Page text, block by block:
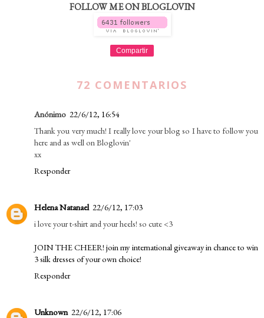
FOLLOW ME ON BLOGLOVIN
Compartir
72 COMENTARIOS
Anónimo 22/6/12, 16:54
Thank you very much! I really love your blog so I have to follow you
here and as well on Bloglovin'
xx
Responder
Helena Natanael 22/6/12, 17:03
i love your t-shirt and your heels! so cute <3
JOIN THE CHEER! join my international giveaway in chance to win
3 silk dresses of your own choice!
Responder
Unknown 22/6/12, 17:06